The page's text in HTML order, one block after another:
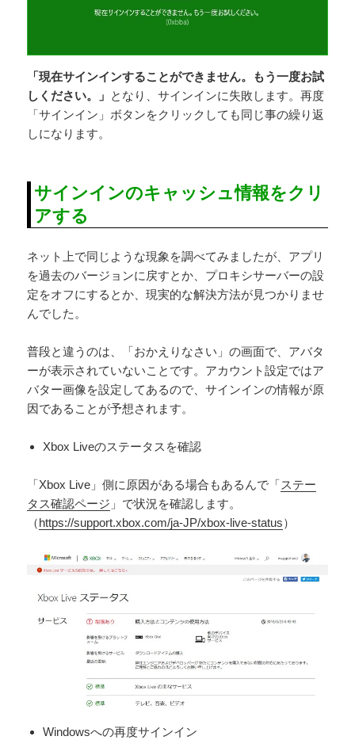
「現在サインインすることができません。もう一度お試
しください。」 となり、サインインに失敗します。再度
「サインイン」ボタンをクリックしても同じ事の繰り返
しになります。
サインインのキャッシュ情報をクリ
アする
ネット上で同じような現象を調べてみましたが、アプリ
を過去のバージョンに戻すとか、プロキシサーバーの設
定をオフにするとか、現実的な解決方法が見つかりませ
んでした。
普段と違うのは、「おかえりなさい」の画面で、アバタ
ーが表示されていないことです。アカウント設定ではア
バター画像を設定してあるので、サインインの情報が原
因であることが予想されます。
Xbox Liveのステータスを確認
「Xbox Live」側に原因がある場合もあるんで「ステー
タス確認ページ 」で状況を確認します。
（https://support.xbox.com/ja-JP/xbox-live-status）
Windowsへの再度サインイン